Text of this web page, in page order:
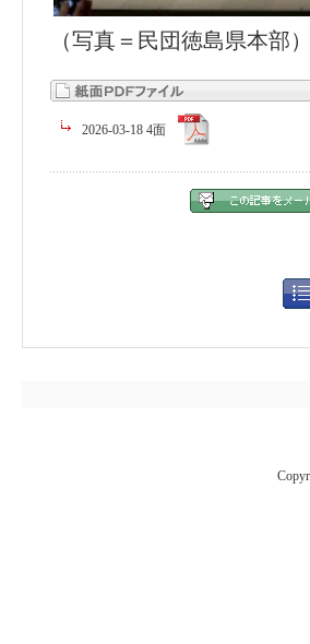
（写真＝民団徳島県本部）
2026-03-18 4面